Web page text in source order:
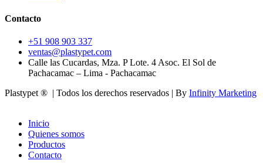
Contacto
+51 908 903 337
ventas@plastypet.com
Calle las Cucardas, Mza. P Lote. 4 Asoc. El Sol de
Pachacamac – Lima - Pachacamac
Plastypet ® | Todos los derechos reservados | By Infinity Marketing
Inicio
Quienes somos
Productos
Contacto